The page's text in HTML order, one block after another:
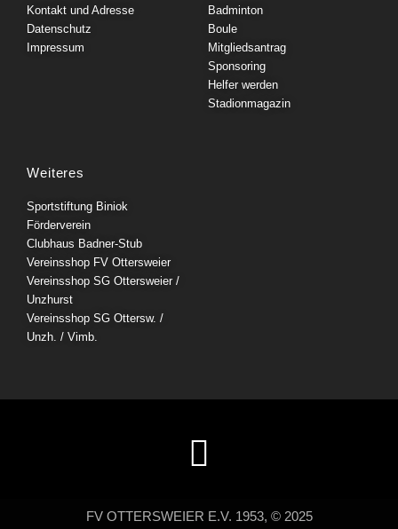
Kontakt und Adresse
Datenschutz
Impressum
Badminton
Boule
Mitgliedsantrag
Sponsoring
Helfer werden
Stadionmagazin
Weiteres
Sportstiftung Biniok
Förderverein
Clubhaus Badner-Stub
Vereinsshop FV Ottersweier
Vereinsshop SG Ottersweier /
Unzhurst
Vereinsshop SG Ottersw. /
Unzh. / Vimb.
FV OTTERSWEIER E.V. 1953, © 2025